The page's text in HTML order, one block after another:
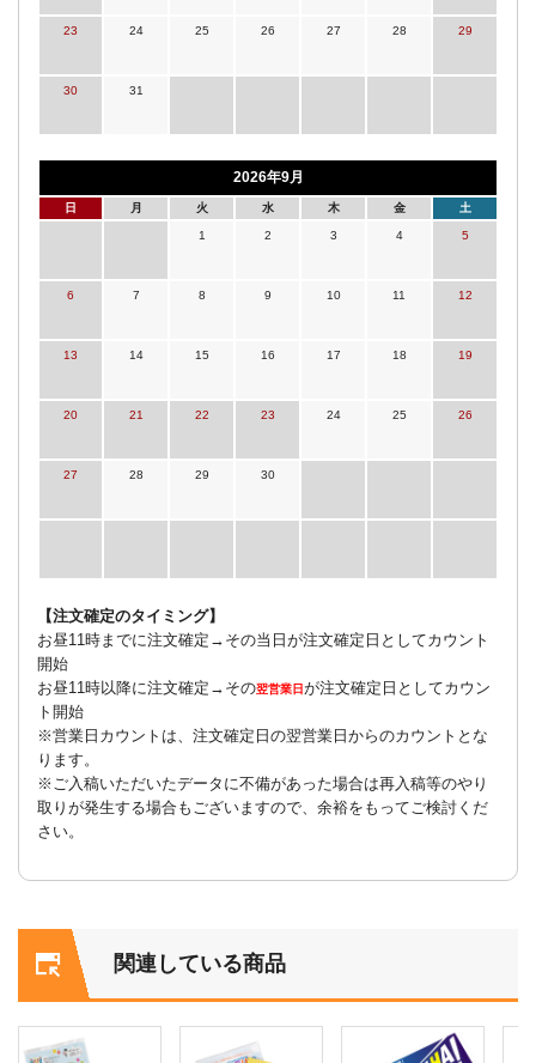
23 24 25 26 27 28 29
30 31
2026年9月
日 月 火 水 木 金 土
1 2 3 4 5
6 7 8 9 10 11 12
13 14 15 16 17 18 19
20 21 22 23 24 25 26
27 28 29 30
【注文確定のタイミング】
お昼11時までに注文確定→その当日が注文確定日としてカウント
開始
お昼11時以降に注文確定→その翌営業日が注文確定日としてカウン
ト開始
※営業日カウントは、注文確定日の翌営業日からのカウントとな
ります。
※ご入稿いただいたデータに不備があった場合は再入稿等のやり
取りが発生する場合もございますので、余裕をもってご検討くだ
さい。
関連している商品